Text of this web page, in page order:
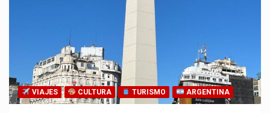
VIAJES CULTURA TURISMO ARGENTINA